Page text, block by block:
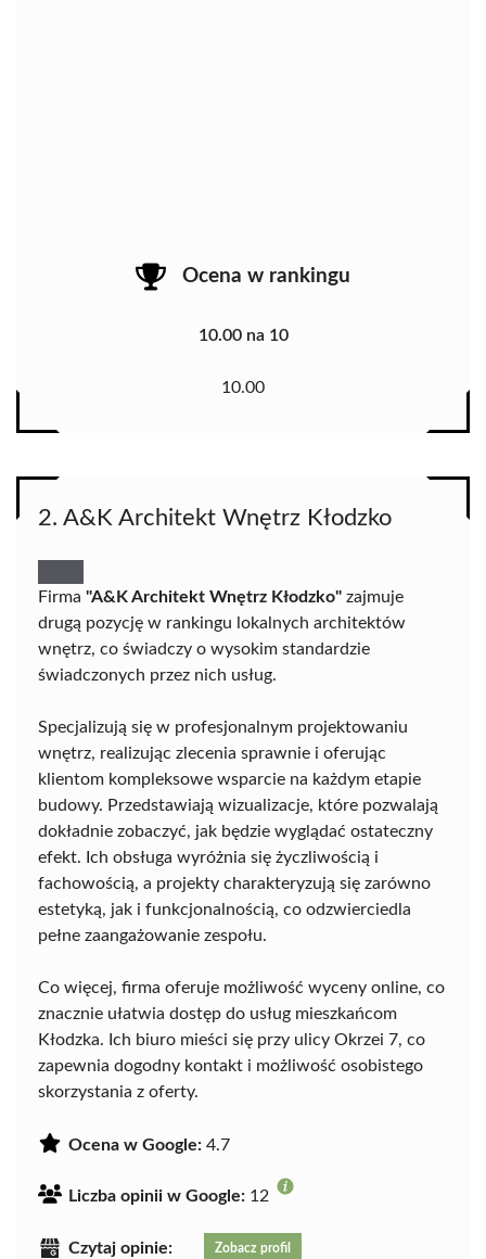
Ocena w rankingu
10.00 na 10
10.00
2. A&K Architekt Wnętrz Kłodzko
Firma "A&K Architekt Wnętrz Kłodzko" zajmuje
drugą pozycję w rankingu lokalnych architektów
wnętrz, co świadczy o wysokim standardzie
świadczonych przez nich usług.
Specjalizują się w profesjonalnym projektowaniu
wnętrz, realizując zlecenia sprawnie i oferując
klientom kompleksowe wsparcie na każdym etapie
budowy. Przedstawiają wizualizacje, które pozwalają
dokładnie zobaczyć, jak będzie wyglądać ostateczny
efekt. Ich obsługa wyróżnia się życzliwością i
fachowością, a projekty charakteryzują się zarówno
estetyką, jak i funkcjonalnością, co odzwierciedla
pełne zaangażowanie zespołu.
Co więcej, firma oferuje możliwość wyceny online, co
znacznie ułatwia dostęp do usług mieszkańcom
Kłodzka. Ich biuro mieści się przy ulicy Okrzei 7, co
zapewnia dogodny kontakt i możliwość osobistego
skorzystania z oferty.
Ocena w Google: 4.7
Liczba opinii w Google: 12
Czytaj opinie: Zobacz profil